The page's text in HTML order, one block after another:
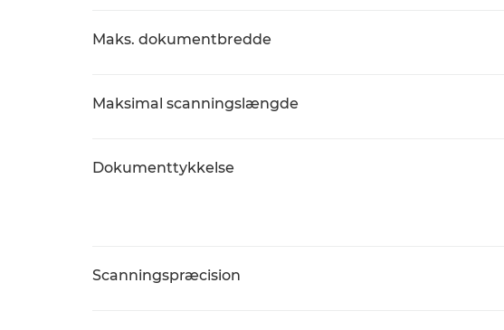
Maks. dokumentbredde
Maksimal scanningslængde
Dokumenttykkelse
Scanningspræcision